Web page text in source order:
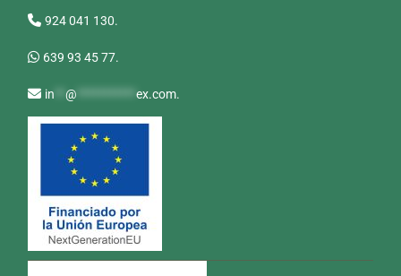
924 041 130.
639 93 45 77.
in **@ ***********ex.com.